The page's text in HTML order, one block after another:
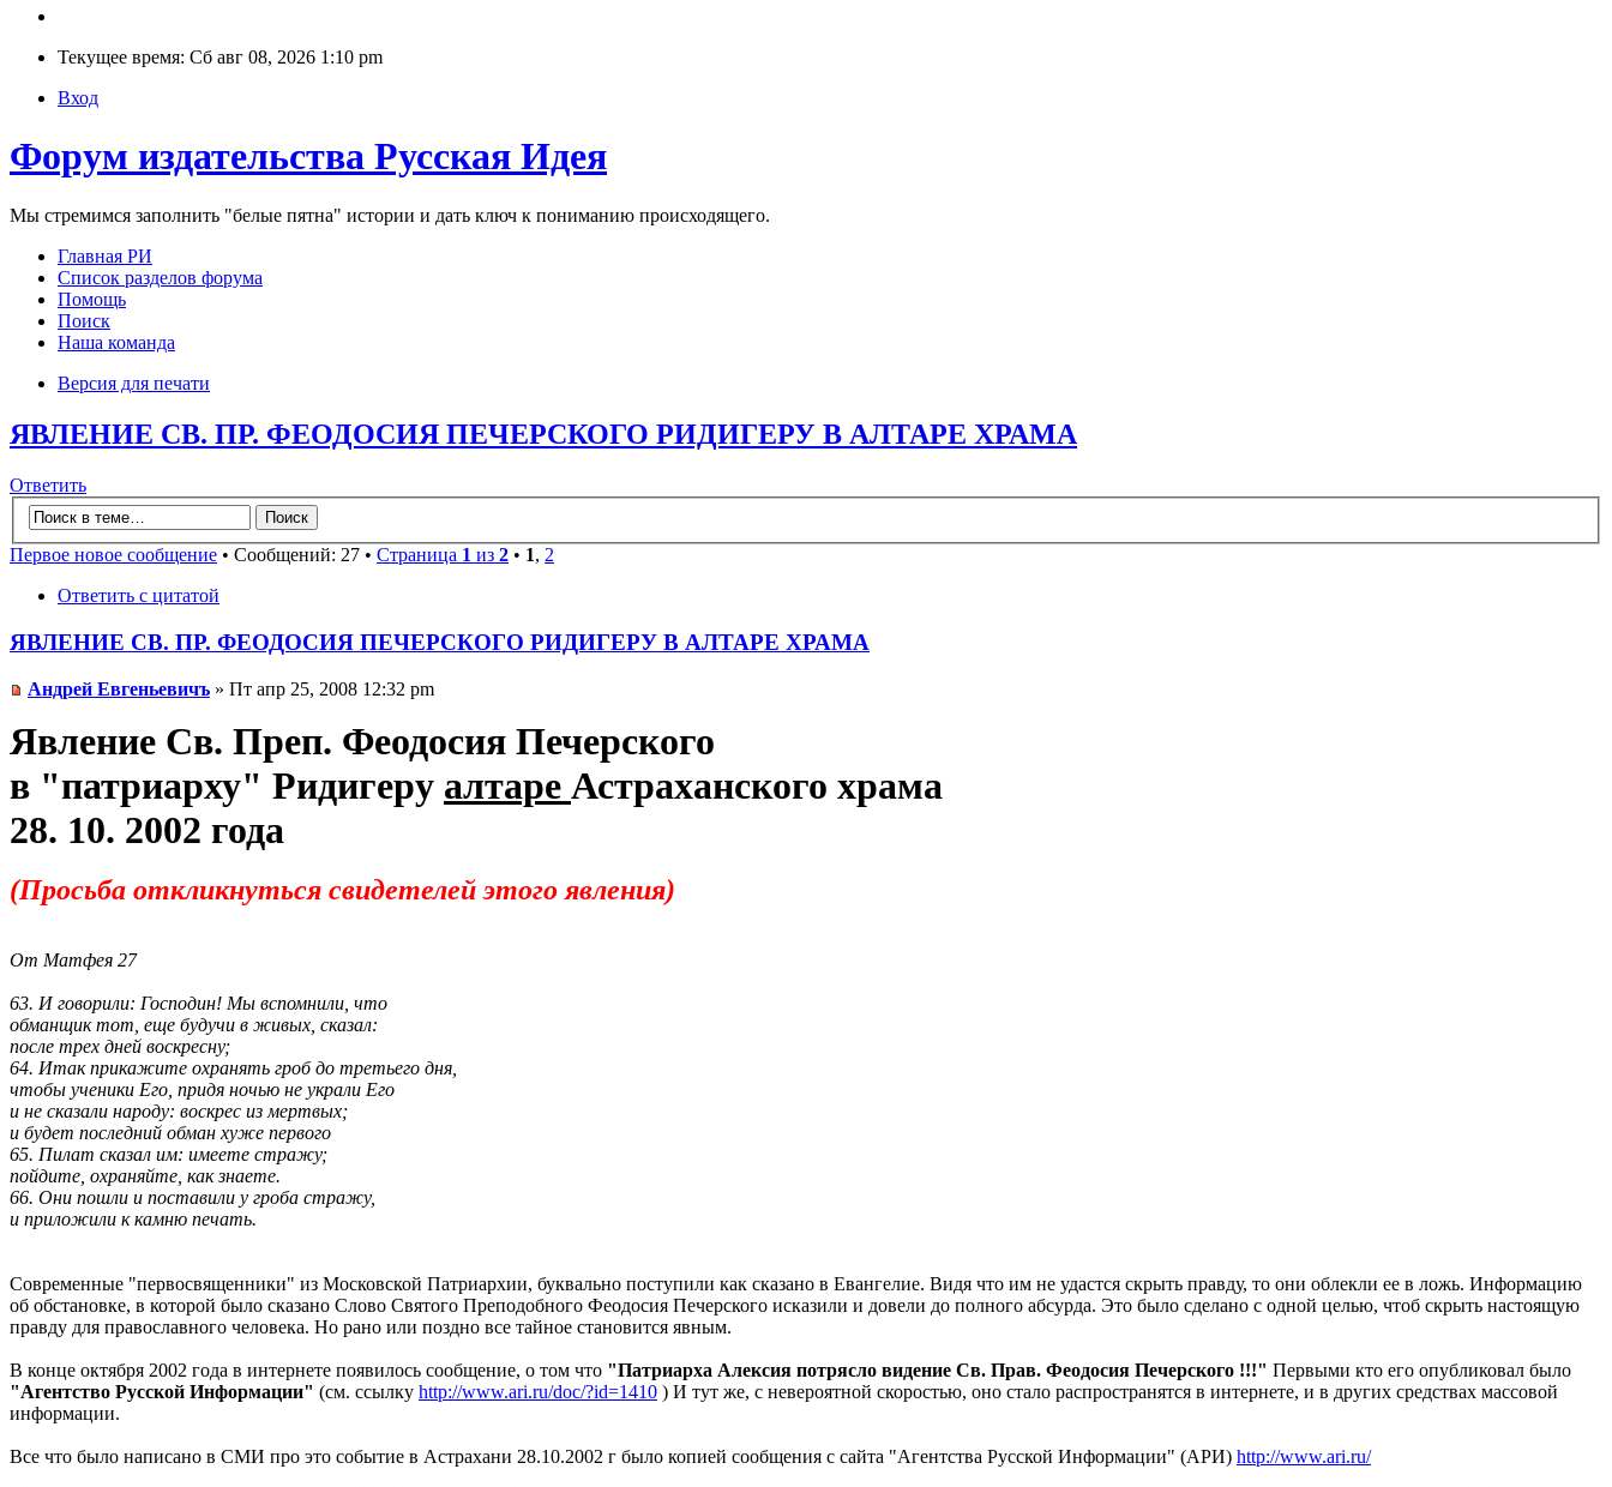
Текущее время: Сб авг 08, 2026 1:10 pm
Вход
Форум издательства Русская Идея
Мы стремимся заполнить "белые пятна" истории и дать ключ к пониманию происходящего.
Главная РИ
Список разделов форума
Помощь
Поиск
Наша команда
Версия для печати
ЯВЛЕНИЕ СВ. ПР. ФЕОДОСИЯ ПЕЧЕРСКОГО РИДИГЕРУ В АЛТАРЕ ХРАМА
Ответить
Первое новое сообщение • Сообщений: 27 • Страница 1 из 2 • 1, 2
Ответить с цитатой
ЯВЛЕНИЕ СВ. ПР. ФЕОДОСИЯ ПЕЧЕРСКОГО РИДИГЕРУ В АЛТАРЕ ХРАМА
Андрей Евгеньевичъ » Пт апр 25, 2008 12:32 pm
Явление Св. Преп. Феодосия Печерского
в "патриарху" Ридигеру алтаре Астраханского храма
28. 10. 2002 года
(Просьба откликнуться свидетелей этого явления)
От Матфея 27
63. И говорили: Господин! Мы вспомнили, что
обманщик тот, еще будучи в живых, сказал:
после трех дней воскресну;
64. Итак прикажите охранять гроб до третьего дня,
чтобы ученики Его, придя ночью не украли Его
и не сказали народу: воскрес из мертвых;
и будет последний обман хуже первого
65. Пилат сказал им: имеете стражу;
пойдите, охраняйте, как знаете.
66. Они пошли и поставили у гроба стражу,
и приложили к камню печать.
Современные "первосвященники" из Московской Патриархии, буквально поступили как сказано в Евангелие. Видя что им не удастся скрыть правду, то они облекли ее в ложь. Информацию
об обстановке, в которой было сказано Слово Святого Преподобного Феодосия Печерского исказили и довели до полного абсурда. Это было сделано с одной целью, чтоб скрыть настоящую
правду для православного человека. Но рано или поздно все тайное становится явным.
В конце октября 2002 года в интернете появилось сообщение, о том что "Патриарха Алексия потрясло видение Св. Прав. Феодосия Печерского !!!" Первыми кто его опубликовал было
"Агентство Русской Информации" (см. ссылку http://www.ari.ru/doc/?id=1410 ) И тут же, с невероятной скоростью, оно стало распространятся в интернете, и в других средствах массовой
информации.
Все что было написано в СМИ про это событие в Астрахани 28.10.2002 г было копией сообщения с сайта "Агентства Русской Информации" (АРИ) http://www.ari.ru/